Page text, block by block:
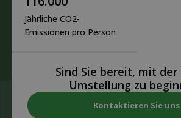
Jährliche CO2-
Emissionen pro Person
Sind Sie bereit, mit der
Umstellung zu
Kontaktieren Sie uns